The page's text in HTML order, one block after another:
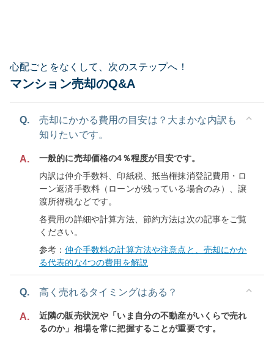
心配ごとをなくして、次のステップへ！
マンション売却のQ&A
Q.
売却にかかる費用の目安は？大まかな内訳も
知りたいです。
A.
一般的に売却価格の4％程度が目安です。
内訳は仲介手数料、印紙税、抵当権抹消登記費用・ロ
ーン返済手数料（ローンが残っている場合のみ）、譲
渡所得税などです。
各費用の詳細や計算方法、節約方法は次の記事をご覧
ください。
参考：仲介手数料の計算方法や注意点と、売却にかか
る代表的な4つの費用を解説
Q. 高く売れるタイミングはある？
A.
近隣の販売状況や「いま自分の不動産がいくらで売れ
るのか」相場を常に把握することが重要です。